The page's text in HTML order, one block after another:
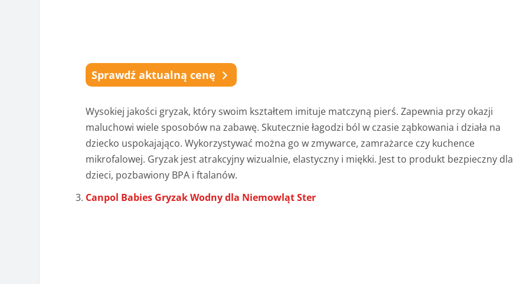
Sprawdź aktualną cenę
Wysokiej jakości gryzak, który swoim kształtem imituje matczyną pierś. Zapewnia przy okazji
maluchowi wiele sposobów na zabawę. Skutecznie łagodzi ból w czasie ząbkowania i działa na
dziecko uspokajająco. Wykorzystywać można go w zmywarce, zamrażarce czy kuchence
mikrofalowej. Gryzak jest atrakcyjny wizualnie, elastyczny i miękki. Jest to produkt bezpieczny dla
dzieci, pozbawiony BPA i ftalanów.
Canpol Babies Gryzak Wodny dla Niemowląt Ster